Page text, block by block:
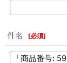
件名 [必須]